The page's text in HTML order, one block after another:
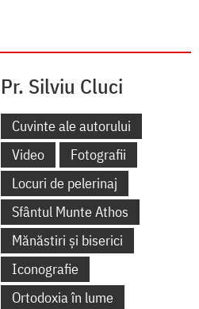
Pr. Silviu Cluci
Cuvinte ale autorului
Video
Fotografii
Locuri de pelerinaj
Sfântul Munte Athos
Mănăstiri și biserici
Iconografie
Ortodoxia în lume